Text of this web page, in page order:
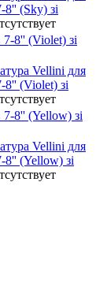
8'' (Sky) зі
8'' (Violet) зі
Vellini для
8'' (Violet) зі
8'' (Yellow) зі
Vellini для
8'' (Yellow) зі